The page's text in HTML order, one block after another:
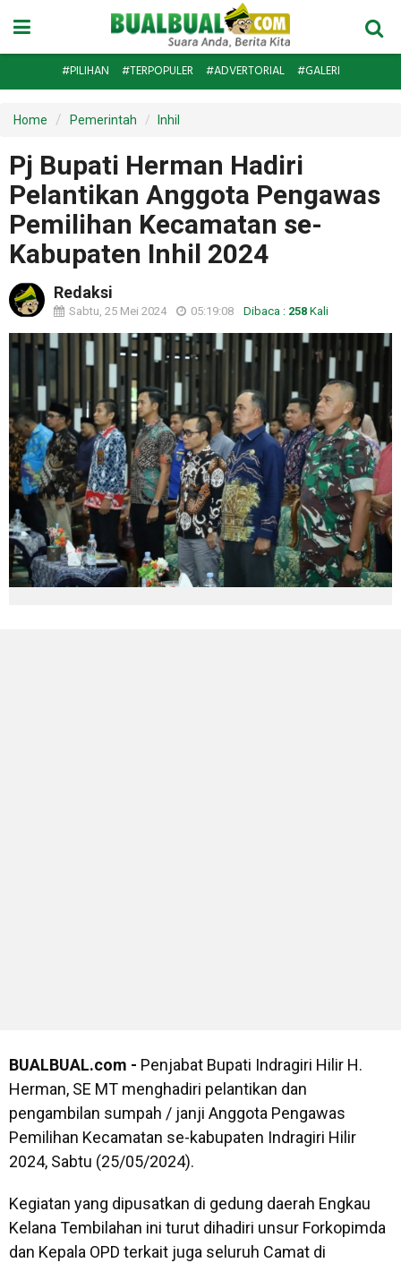
#PILIHAN #TERPOPULER #ADVERTORIAL #GALERI
Home Pemerintah Inhil
Pj Bupati Herman Hadiri
Pelantikan Anggota Pengawas
Pemilihan Kecamatan se-
Kabupaten Inhil 2024
Redaksi
Sabtu, 25 Mei 2024 05:19:08 Dibaca : 258 Kali
BUALBUAL.com - Penjabat Bupati Indragiri Hilir H.
Herman, SE MT menghadiri pelantikan dan
pengambilan sumpah / janji Anggota Pengawas
Pemilihan Kecamatan se-kabupaten Indragiri Hilir
2024, Sabtu (25/05/2024).
Kegiatan yang dipusatkan di gedung daerah Engkau
Kelana Tembilahan ini turut dihadiri unsur Forkopimda
dan Kepala OPD terkait juga seluruh Camat di